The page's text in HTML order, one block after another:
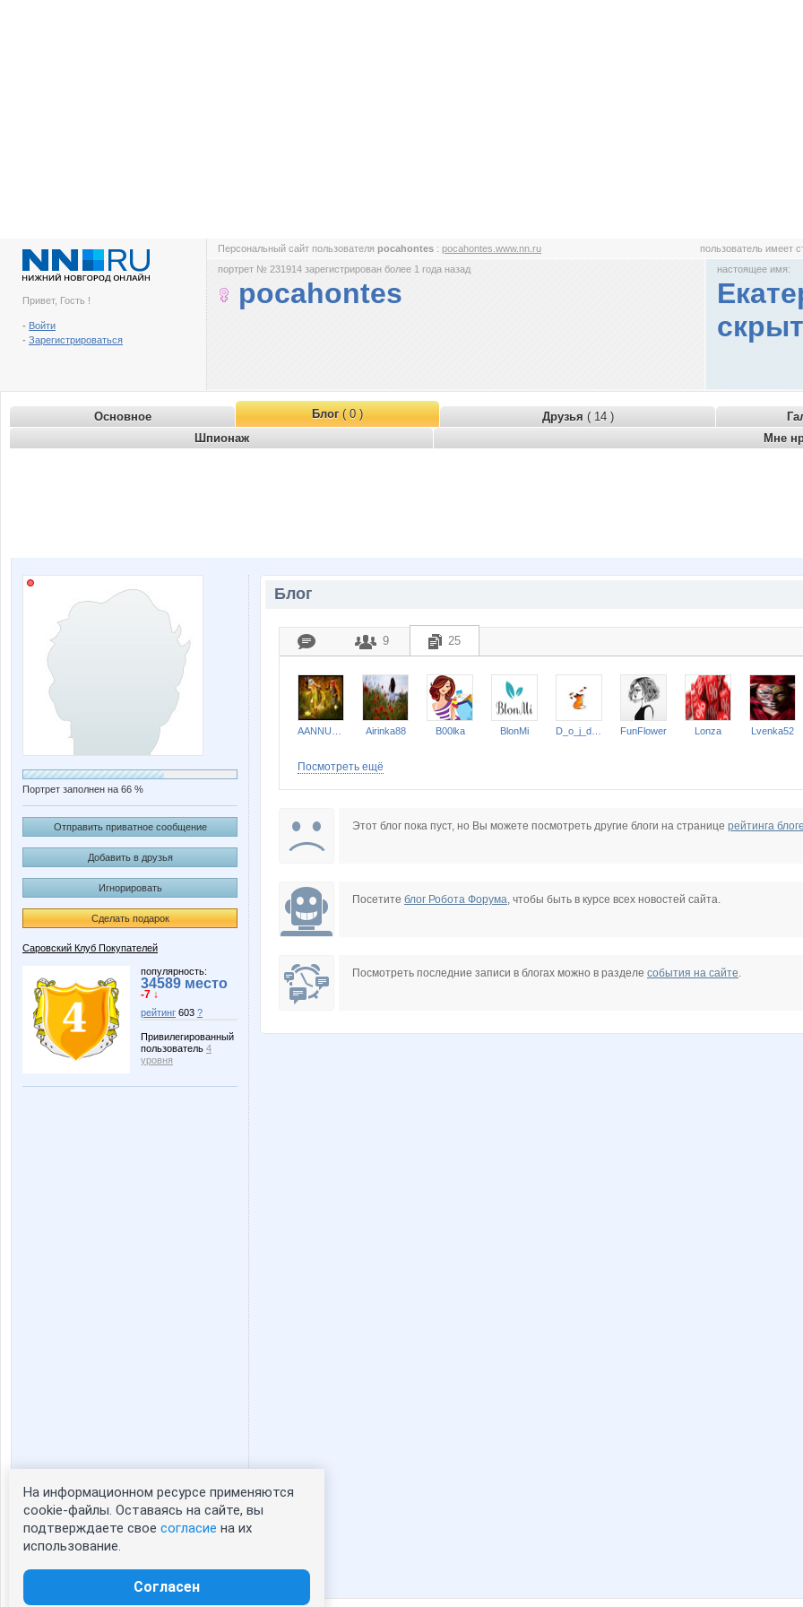
Привет, Гость !
- Войти
- Зарегистрироваться
Персональный сайт пользователя pocahontes : pocahontes.www.nn.ru пользователь имеет
портрет № 231914 зарегистрирован более 1 года назад
pocahontes
настоящее имя:
Основное Блог( 0 ) Друзья ( 14 )
Шпионаж
Мне
Портрет заполнен на 66 %
Отправить приватное сообщение
Добавить в друзья
Игнорировать
Сделать подарок
Саровский Клуб Покупателей
популярность:
34589 место
-7 ↓
рейтинг 603 ?
Привилегированный
пользователь 4
уровня
Статистика портрета:
сейчас просматривают портрет - 0
зарегистрированные пользователи
Блог
9 25
Airinka88 B00lka BlonMi FunFlower Lonza Lvenka52
Посмотреть ещё
Этот блог пока пуст, но Вы можете посмотреть другие блоги на странице рейтинга
Посетите блог Робота Форума, чтобы быть в курсе всех новостей сайта.
Посмотреть последние записи в блогах можно в разделе события на сайте.
На информационном ресурсе применяются
cookie-файлы. Оставаясь на сайте, вы
подтверждаете свое согласие на их
использование.
Согласен